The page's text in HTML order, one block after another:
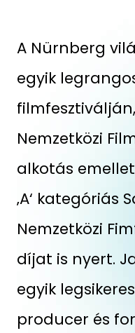
A Nürnberg
egyik
Nemzetközi
alkotás
‚A‘ kategóriás
Nemzetközi
díjat is nyert.
egyik
producer és